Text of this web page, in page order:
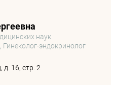
наук
Гинеколог-эндокринолог
16, стр. 2